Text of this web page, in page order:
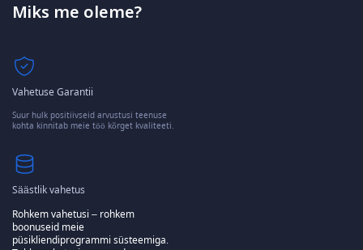
Miks me oleme?
Vahetuse Garantii
Suur hulk positiivseid arvustusi teenuse
kohta kinnitab meie töö kõrget kvaliteeti.
Säästlik vahetus
Rohkem vahetusi – rohkem
boonuseid meie
püsikliendiprogrammi süsteemiga.